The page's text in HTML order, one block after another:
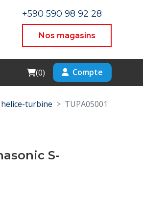
+590 590 98 92 28
Nos magasins
Cart
(0) Compte
helice-turbine TUPA05001
S-